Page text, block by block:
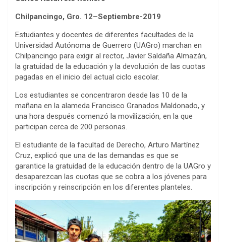
Chilpancingo, Gro. 12–Septiembre-2019
Estudiantes y docentes de diferentes facultades de la
Universidad Autónoma de Guerrero (UAGro) marchan en
Chilpancingo para exigir al rector, Javier Saldaña Almazán,
la gratuidad de la educación y la devolución de las cuotas
pagadas en el inicio del actual ciclo escolar.
Los estudiantes se concentraron desde las 10 de la
mañana en la alameda Francisco Granados Maldonado, y
una hora después comenzó la movilización, en la que
participan cerca de 200 personas.
El estudiante de la facultad de Derecho, Arturo Martínez
Cruz, explicó que una de las demandas es que se
garantice la gratuidad de la educación dentro de la UAGro y
desaparezcan las cuotas que se cobra a los jóvenes para
inscripción y reinscripción en los diferentes planteles.